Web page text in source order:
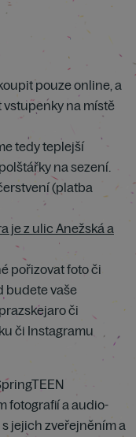
pouze online, a
vstupenky na místě
tedy teplejší
na sezení.
(platba
je z ulic Anežská a
pořizovat foto či
budete vaše
či
či Instagramu
fotografií a audio-
jejich zveřejněním a